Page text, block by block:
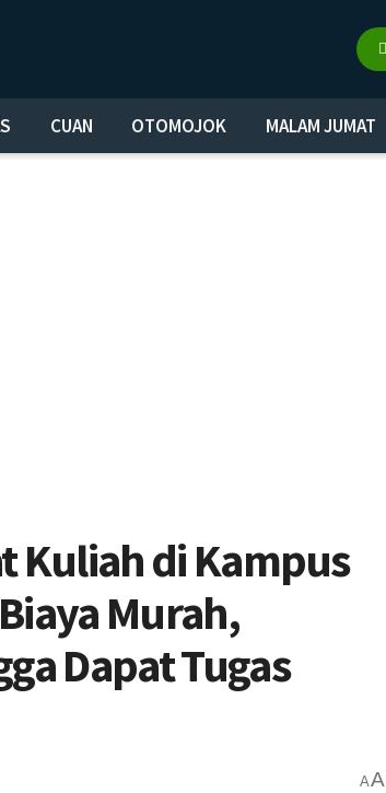
CUAN OTOMOJOK MALAM JUMAT
Kuliah di Kampus
Murah,
Dapat Tugas
AA